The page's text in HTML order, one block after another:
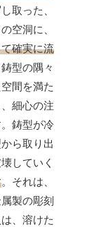
取った、
空洞に、
確実に流
型の隅々
間を満た
細心の注
鋳型が冷
ら取り出
していく
。それは、
製の彫刻
、溶けた